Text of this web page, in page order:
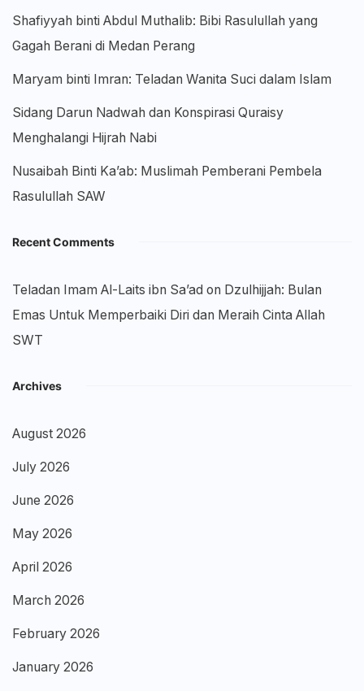
Shafiyyah binti Abdul Muthalib: Bibi Rasulullah yang
Gagah Berani di Medan Perang
Maryam binti Imran: Teladan Wanita Suci dalam Islam
Sidang Darun Nadwah dan Konspirasi Quraisy
Menghalangi Hijrah Nabi
Nusaibah Binti Ka’ab: Muslimah Pemberani Pembela
Rasulullah SAW
Recent Comments
Teladan Imam Al-Laits ibn Sa’ad on Dzulhijjah: Bulan
Emas Untuk Memperbaiki Diri dan Meraih Cinta Allah
SWT
Archives
August 2026
July 2026
June 2026
May 2026
April 2026
March 2026
February 2026
January 2026